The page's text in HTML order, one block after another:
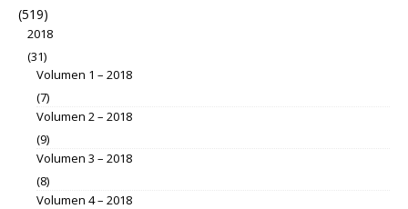
(519)
2018
(31)
Volumen 1 – 2018
(7)
Volumen 2 – 2018
(9)
Volumen 3 – 2018
(8)
Volumen 4 – 2018